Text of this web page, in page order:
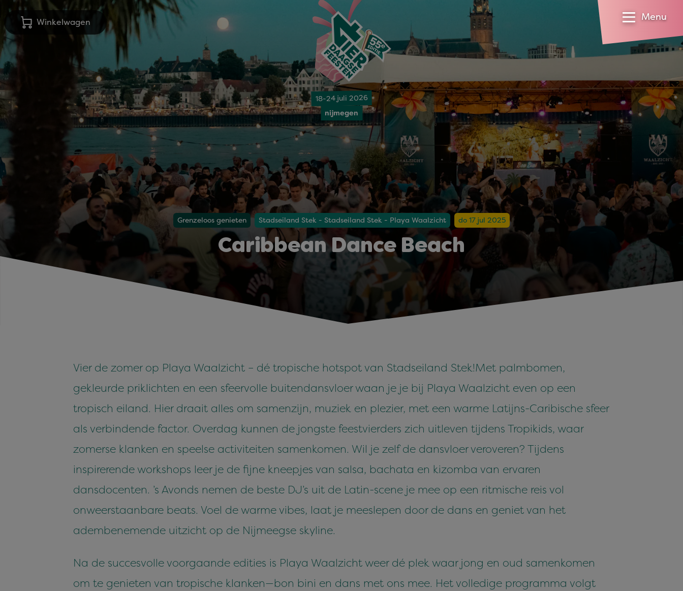
Winkelwagen
18-24 juli 2026
nijmegen
Menu
Grenzeloos genieten Stadseiland Stek - Stadseiland Stek - Playa Waalzicht do 17 jul 2025
Caribbean Dance Beach
Vier de zomer op Playa Waalzicht – dé tropische hotspot van Stadseiland Stek!Met palmbomen,
gekleurde priklichten en een sfeervolle buitendansvloer waan je je bij Playa Waalzicht even op een
tropisch eiland. Hier draait alles om samenzijn, muziek en plezier, met een warme Latijns-Caribische sfeer
als verbindende factor. Overdag kunnen de jongste feestvierders zich uitleven tijdens Tropikids, waar
zomerse klanken en speelse activiteiten samenkomen. Wil je zelf de dansvloer veroveren? Tijdens
inspirerende workshops leer je de fijne kneepjes van salsa, bachata en kizomba van ervaren
dansdocenten. ’s Avonds nemen de beste DJ’s uit de Latin-scene je mee op een ritmische reis vol
onweerstaanbare beats. Voel de warme vibes, laat je meeslepen door de dans en geniet van het
adembenemende uitzicht op de Nijmeegse skyline.
Na de succesvolle voorgaande edities is Playa Waalzicht weer dé plek waar jong en oud samenkomen
om te genieten van tropische klanken—bon bini en dans met ons mee. Het volledige programma volgt